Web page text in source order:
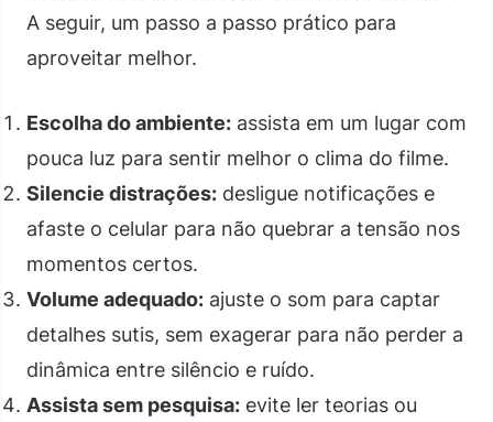
A seguir, um passo a passo prático para
aproveitar melhor.
Escolha do ambiente: assista em um lugar com
pouca luz para sentir melhor o clima do filme.
Silencie distrações: desligue notificações e
afaste o celular para não quebrar a tensão nos
momentos certos.
Volume adequado: ajuste o som para captar
detalhes sutis, sem exagerar para não perder a
dinâmica entre silêncio e ruído.
Assista sem pesquisa: evite ler teorias ou